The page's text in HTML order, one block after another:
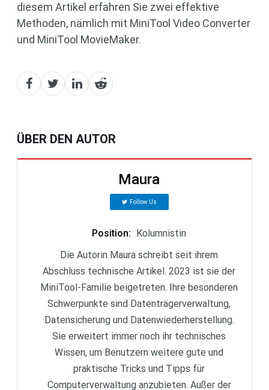
diesem Artikel erfahren Sie zwei effektive
Methoden, nämlich mit MiniTool Video Converter
und MiniTool MovieMaker.
ÜBER DEN AUTOR
Maura
Follow Us
Position:
Kolumnistin
Die Autorin Maura schreibt seit ihrem
Abschluss technische Artikel. 2023 ist sie der
MiniTool-Familie beigetreten. Ihre besonderen
Schwerpunkte sind Datenträgerverwaltung,
Datensicherung und Datenwiederherstellung.
Sie erweitert immer noch ihr technisches
Wissen, um Benutzern weitere gute und
praktische Tricks und Tipps für
Computerverwaltung anzubieten. Außer der